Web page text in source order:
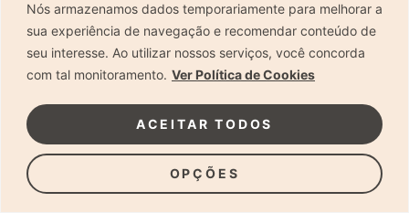
Nós armazenamos dados temporariamente para melhorar a
sua experiência de navegação e recomendar conteúdo de
seu interesse. Ao utilizar nossos serviços, você concorda
com tal monitoramento. Ver Política de Cookies
OPÇÕES
ACEITAR TODOS
ensaio, com resultados incríveis.
Por fim, nas minhas fotos sempre priorizo a família,
então, seja nas sessões de gestantes, newborn,
smashcake ou acompanhamento do bebê, a foto com
a família é o destaque no álbum. Dessa forma, vocês
vão poder preservar de um modo realmente especial